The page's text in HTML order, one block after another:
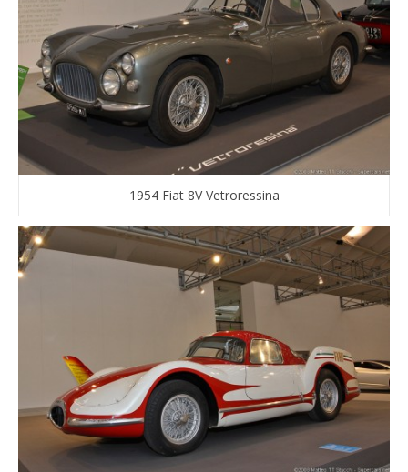
1954 Fiat 8V Vetroressina